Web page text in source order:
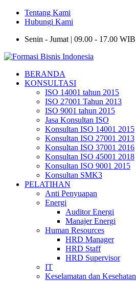
Tentang Kami
Hubungi Kami
Senin - Jumat | 09.00 - 17.00 WIB
BERANDA
KONSULTASI
ISO 14001 tahun 2015
ISO 27001 Tahun 2013
ISO 9001 tahun 2015
Jasa Konsultan ISO
Konsultan ISO 14001 2015
Konsultan ISO 27001 2013
Konsultan ISO 37001 2016
Konsultan ISO 45001 2018
Konsultan ISO 9001 2015
Konsultan SMK3
PELATIHAN
Anti Penyuapan
Energi
Auditor Energi
Manajer Energi
Human Resources
HRD Manager
HRD Staff
HRD Supervisor
IT
Keselamatan dan Kesehatan